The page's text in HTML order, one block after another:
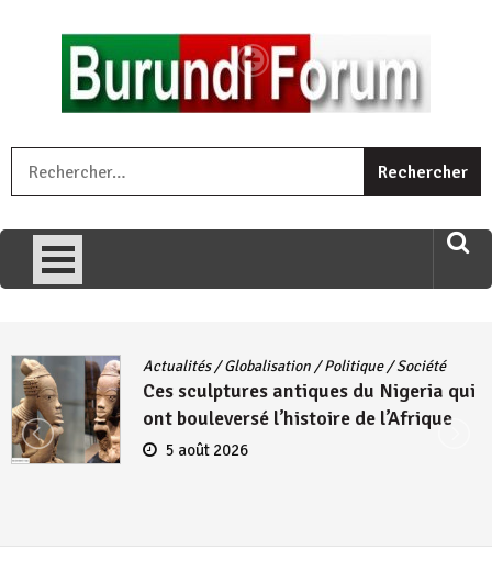
umariye umuryango wawe canke igihugu cakwibarutse .Wewe
uri ngaha ndagusigiye iki kibazo : Uriko ukora iki kugira ngo
Actualités/Globalisation /Politique/Société
Ces sculptures antiques du Nigeria qui
ont bouleversé l’histoire de l’Afrique
5 août 2026